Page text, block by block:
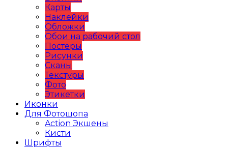
Карты
Наклейки
Обложки
Обои на рабочий стол
Постеры
Рисунки
Сканы
Текстуры
Фото
Этикетки
Иконки
Для Фотошопа
Action Экшены
Кисти
Шрифты